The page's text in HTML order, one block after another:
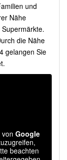
und
Nähe
die Nähe
gelangen Sie
Google
beachten